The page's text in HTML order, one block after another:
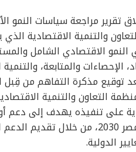
تقرير مراجعة سياسات النمو
والتنمية الاقتصادية
الاقتصادي الشامل
الإحصاءات والمتابعة،
السعيد إلى إطلاق البرنامج القُطري في أكتوبر 2021 بعد توقيع مذكرة
التعاون والتنمية
على تنفيذه يهدف إلى دعم
المصرية في تحقيق التنمية الشاملة والمستدامة وفقًا لرؤية مصر
الدولية.